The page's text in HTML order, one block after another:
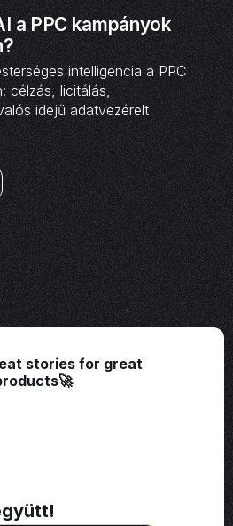
a PPC kampányok
intelligencia a PPC
célzás, licitálás,
idejű adatvezérelt
stories for great